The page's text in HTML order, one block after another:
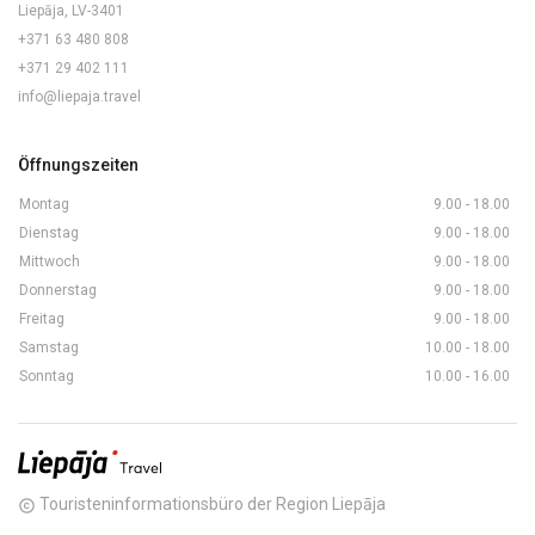
Liepāja, LV-3401
+371 63 480 808
+371 29 402 111
info@liepaja.travel
Öffnungszeiten
Montag
9.00 - 18.00
Dienstag
9.00 - 18.00
Mittwoch
9.00 - 18.00
Donnerstag
9.00 - 18.00
Freitag
9.00 - 18.00
Samstag
10.00 - 18.00
Sonntag
10.00 - 16.00
copyright Touristeninformationsbüro der Region Liepāja